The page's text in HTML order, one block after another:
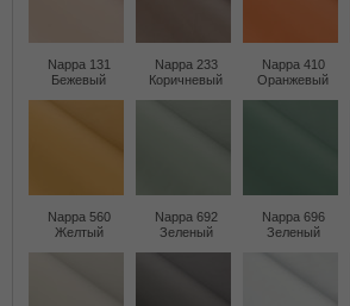
Nappa 131
Бежевый
Nappa 233
Коричневый
Nappa 410
Оранжевый
Nappa 560
Желтый
Nappa 692
Зеленый
Nappa 696
Зеленый